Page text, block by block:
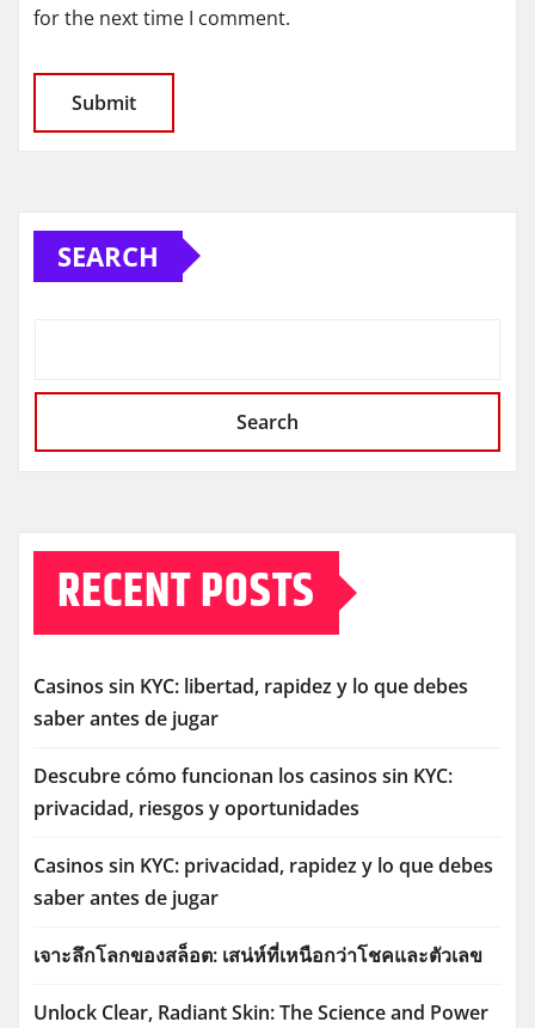
for the next time I comment.
SEARCH
Search
RECENT POSTS
Casinos sin KYC: libertad, rapidez y lo que debes
saber antes de jugar
Descubre cómo funcionan los casinos sin KYC:
privacidad, riesgos y oportunidades
Casinos sin KYC: privacidad, rapidez y lo que debes
saber antes de jugar
เจาะลึกโลกของสล็อต: เสน่ห์ที่เหนือกว่าโชคและตัวเลข
Unlock Clear, Radiant Skin: The Science and Power